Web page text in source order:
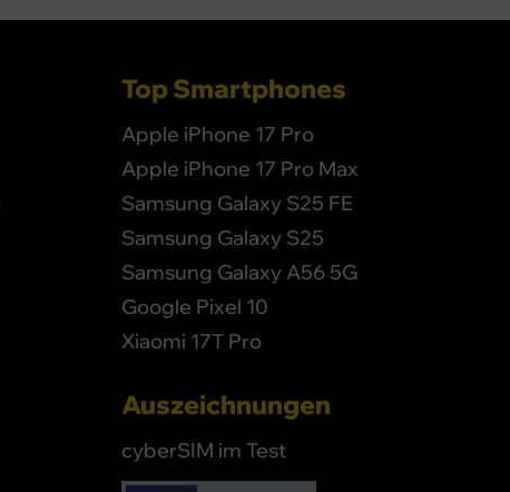
Top Smartphones
Apple iPhone 17 Pro
Apple iPhone 17 Pro Max
Samsung Galaxy S25 FE
Samsung Galaxy S25
Samsung Galaxy A56 5G
Google Pixel 10
Xiaomi 17T Pro
Auszeichnungen
cyberSIM im Test